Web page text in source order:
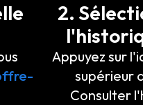
2.
Appuyez sur
supérieur
Consulter